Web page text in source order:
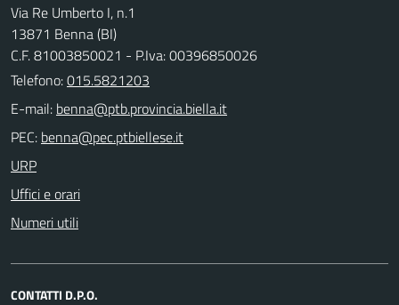
Via Re Umberto I, n.1
13871 Benna (BI)
C.F. 81003850021 - P.Iva: 00396850026
Telefono:015.5821203
E-mail:
PEC:
URP
Uffici e orari
Numeri utili
CONTATTI D.P.O.